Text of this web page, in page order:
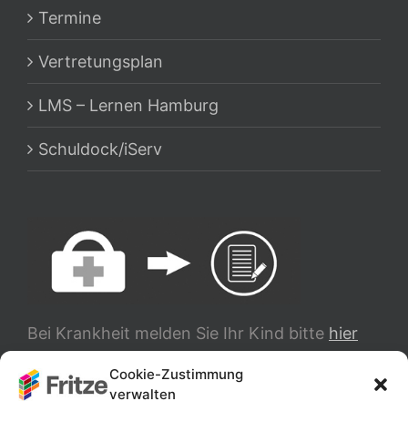
Cookie-Zustimmung
verwalten
Termine
Vertretungsplan
LMS – Lernen Hamburg
Schuldock/iServ
Bei Krankheit melden Sie Ihr Kind bitte hier